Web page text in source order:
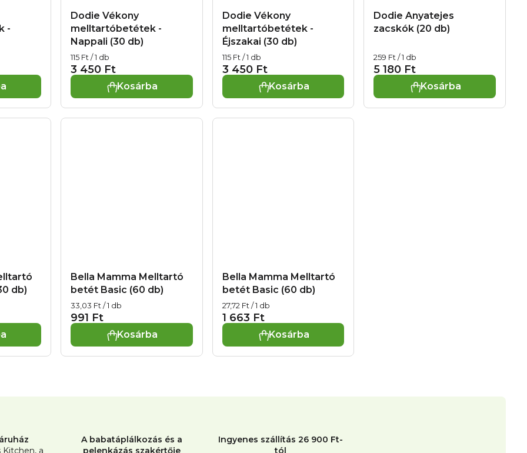
-
Dodie Vékony
melltartóbetétek -
Nappali (30 db)
3 450 Ft
Egységár:
115 Ft / 1 db
Kosárba
Dodie Vékony
melltartóbetétek -
Éjszakai (30 db)
3 450 Ft
Egységár:
115 Ft / 1 db
Kosárba
Dodie Anyatejes
zacskók (20 db)
5 180 Ft
Egységár:
259 Ft / 1 db
Kosárba
db)
Bella Mamma Melltartó
betét Basic (60 db)
991 Ft
Egységár:
33,03 Ft / 1 db
Kosárba
Bella Mamma Melltartó
betét Basic (60 db)
1 663 Ft
Egységár:
27,72 Ft / 1 db
Kosárba
a
Kitchen, a
A babatáplálkozás és a
pelenkázás szakértője
Ingyenes szállítás 26 900 Ft-
tól